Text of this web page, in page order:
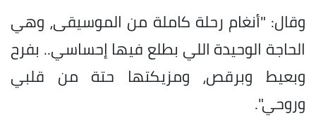
وقال: "أنغام رحلة كاملة من الموسيقى، وهي
الحاجة الوحيدة اللي بطلع فيها إحساسي.. بفرح
وبعيط وبرقص، ومزيكتها حتة من قلبي
وروحي".